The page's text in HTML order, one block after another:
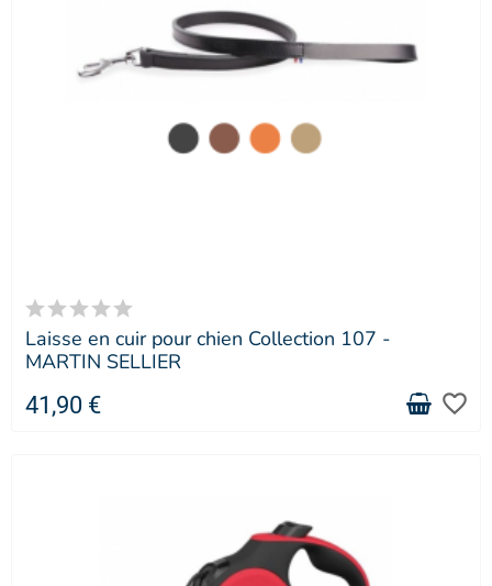
Laisse en cuir pour chien Collection 107 -
MARTIN SELLIER
41,90 € favorite_border